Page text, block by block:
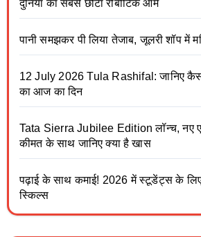
दुनिया का सबसे छोटा रोबोटिक आर्म
पानी समझकर पी लिया तेजाब, जूलरी शॉप में
12 July 2026 Tula Rashifal: जानिए कैसा
का आज का दिन
Tata Sierra Jubilee Edition लॉन्च, नए
कीमत के साथ जानिए क्या है खास
पढ़ाई के साथ कमाई! 2026 में स्टूडेंट्स के लिए
स्किल्स